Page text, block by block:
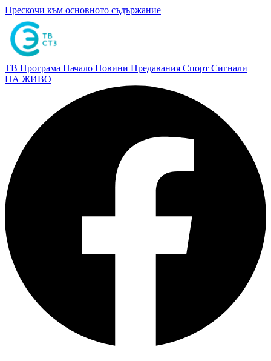
Прескочи към основното съдържание
ТВ Програма Начало Новини Предавания Спорт Сигнали
НА ЖИВО